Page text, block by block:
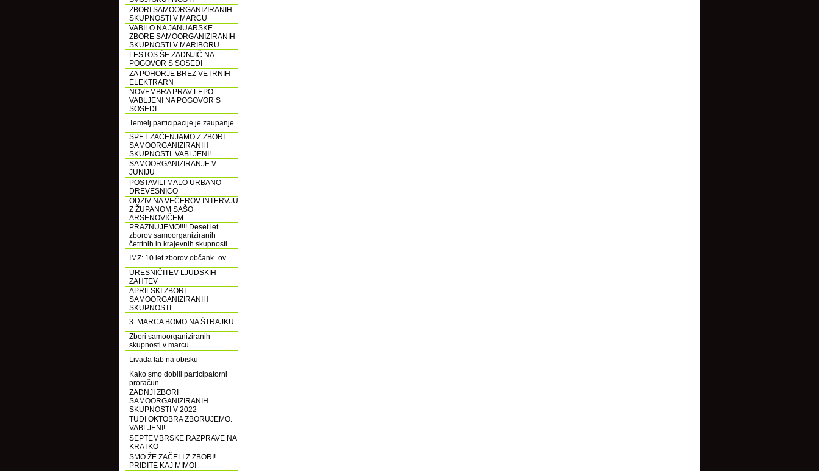
ZBORI SAMOORGANIZIRANIH
SKUPNOSTI V MARCU
VABILO NA JANUARSKE
ZBORE SAMOORGANIZIRANIH
SKUPNOSTI V MARIBORU
LESTOS ŠE ZADNJIČ NA
POGOVOR S SOSEDI
ZA POHORJE BREZ VETRNIH
ELEKTRARN
NOVEMBRA PRAV LEPO
VABLJENI NA POGOVOR S
SOSEDI
Temelj participacije je zaupanje
SPET ZAČENJAMO Z ZBORI
SAMOORGANIZIRANIH
SKUPNOSTI. VABLJENI!
SAMOORGANIZIRANJE V
JUNIJU
POSTAVILI MALO URBANO
DREVESNICO
ODZIV NA VEČEROV INTERVJU
Z ŽUPANOM SAŠO
ARSENOVIČEM
PRAZNUJEMO!!!! Deset let
zborov samoorganiziranih
četrtnih in krajevnih skupnosti
IMZ: 10 let zborov občank_ov
URESNIČITEV LJUDSKIH
ZAHTEV
APRILSKI ZBORI
SAMOORGANIZIRANIH
SKUPNOSTI
3. MARCA BOMO NA ŠTRAJKU
Zbori samoorganiziranih
skupnosti v marcu
Livada lab na obisku
Kako smo dobili participatorni
proračun
ZADNJI ZBORI
SAMOORGANIZIRANIH
SKUPNOSTI V 2022
TUDI OKTOBRA ZBORUJEMO.
VABLJENI!
SEPTEMBRSKE RAZPRAVE NA
KRATKO
SMO ŽE ZAČELI Z ZBORI!
PRIDITE KAJ MIMO!